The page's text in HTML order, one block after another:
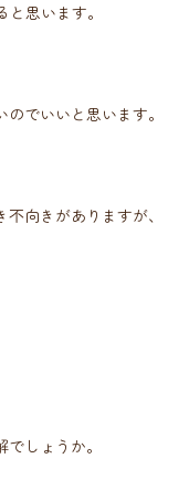
思います。
でいいと思います。
向きがありますが、
しょうか。